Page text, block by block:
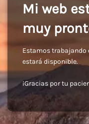
Mi web
muy
Estamos trabajando
estará disponible.
¡Gracias por tu